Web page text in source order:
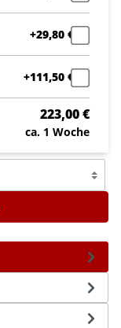
+29,80 €
+111,50 €
223,00 €
ca. 1 Woche